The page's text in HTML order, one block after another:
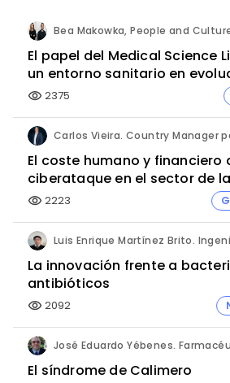
El papel del Medical Science
un entorno sanitario en
visibility 2375
El coste humano y financiero
ciberataque en el sector de
visibility 2223
La innovación frente a
antibióticos
visibility 2092
El síndrome de Calimero